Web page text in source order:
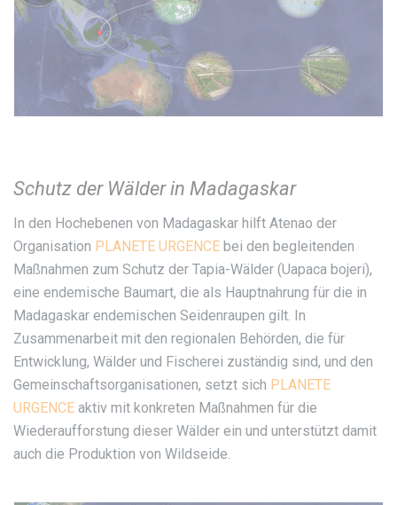
Schutz der Wälder in Madagaskar
In den Hochebenen von Madagaskar hilft Atenao der
Organisation PLANETE URGENCE bei den begleitenden
Maßnahmen zum Schutz der Tapia-Wälder (Uapaca bojeri),
eine endemische Baumart, die als Hauptnahrung für die in
Madagaskar endemischen Seidenraupen gilt. In
Zusammenarbeit mit den regionalen Behörden, die für
Entwicklung, Wälder und Fischerei zuständig sind, und den
Gemeinschaftsorganisationen, setzt sich PLANETE
URGENCE aktiv mit konkreten Maßnahmen für die
Wiederaufforstung dieser Wälder ein und unterstützt damit
auch die Produktion von Wildseide.